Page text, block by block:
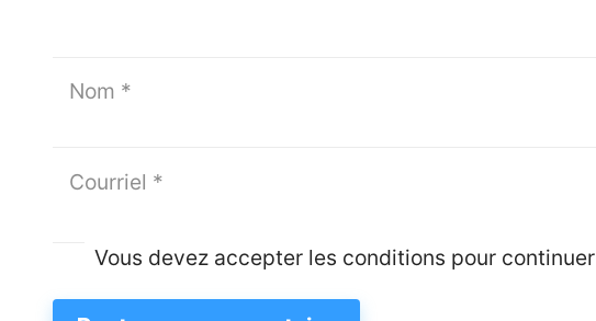
Vous devez accepter les conditions pour continuer